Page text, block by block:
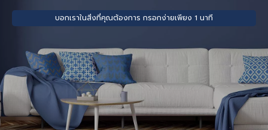
บอกเราในสิ่งที่คุณต้องการ กรอกง่ายเพียง 1 นาที